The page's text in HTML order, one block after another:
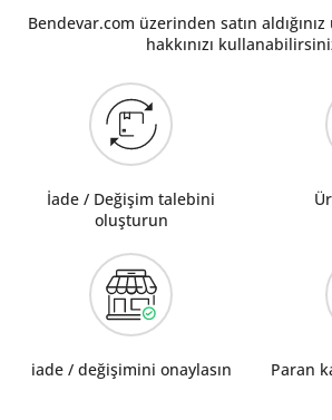
Bendevar.com üzerinden satın
hakkınızı
İade / Değişim talebini
oluşturun
iade / değişimini onaylasın Paran